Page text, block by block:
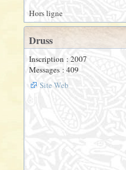
Hors ligne
Druss
Inscription : 2007
Messages : 409
Site Web